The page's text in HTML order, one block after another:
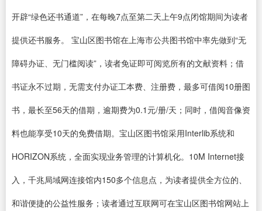
开辟“绿色还书通道”，在每晚7点至第二天上午9点闭馆期间为读者
提供还书服务。 宝山区图书馆在上海市公共图书馆中率先做到“无
障碍办证、无门槛阅读”，读者免证即可阅览所有的文献资料；借
书证永不过期，无需支付办证工本费、注册费，最多可借阅10册图
书，最长至56天的借期，逾期费为0.1元/册/天；同时，借阅音像资
料也能享受10天的免费借期。宝山区图书馆采用Interlib系统和
HORIZON系统，全面实现业务管理的计算机化。10M Internet接
入，千兆局域网连接馆内150多个信息点，为读者提供全方位的、
和谐便捷的公益性服务；读者通过互联网可在宝山区图书馆网站上